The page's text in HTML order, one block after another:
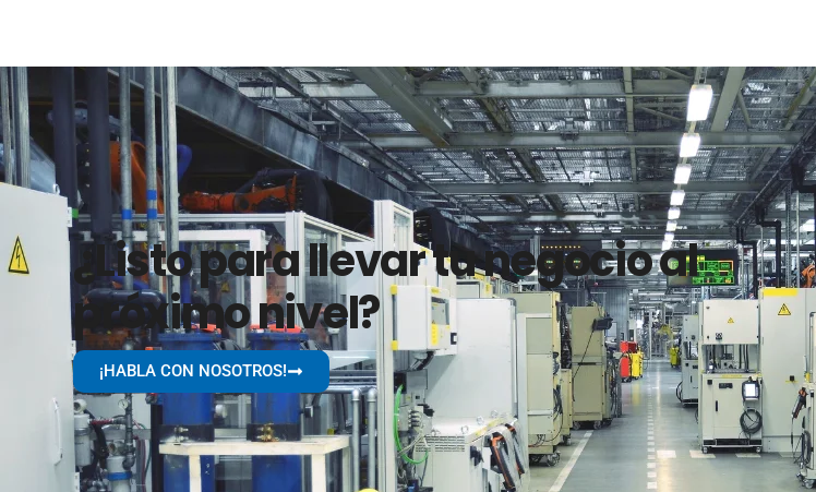
¿Listo para llevar tu negocio al
próximo nivel?
¡HABLA CON NOSOTROS!